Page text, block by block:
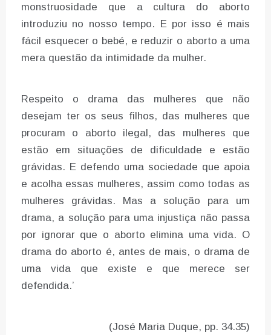
monstruosidade que a cultura do aborto
introduziu no nosso tempo. E por isso é mais
fácil esquecer o bebé, e reduzir o aborto a uma
mera questão da intimidade da mulher.
Respeito o drama das mulheres que não
desejam ter os seus filhos, das mulheres que
procuram o aborto ilegal, das mulheres que
estão em situações de dificuldade e estão
grávidas. E defendo uma sociedade que apoia
e acolha essas mulheres, assim como todas as
mulheres grávidas. Mas a solução para um
drama, a solução para uma injustiça não passa
por ignorar que o aborto elimina uma vida. O
drama do aborto é, antes de mais, o drama de
uma vida que existe e que merece ser
defendida.’
(José Maria Duque, pp. 34.35)